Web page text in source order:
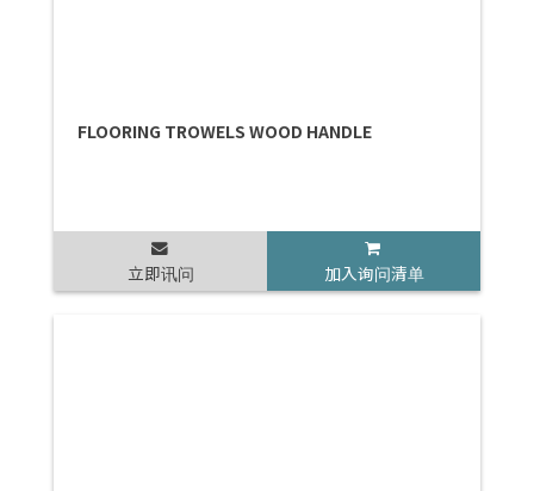
FLOORING TROWELS WOOD HANDLE
立即讯问 加入询问清单